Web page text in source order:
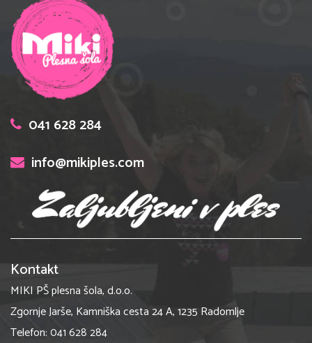
041 628 284
info@mikiples.com
Kontakt
MIKI PŠ plesna šola, d.o.o.
Zgornje Jarše, Kamniška cesta 24 A, 1235 Radomlje
Telefon: 041 628 284